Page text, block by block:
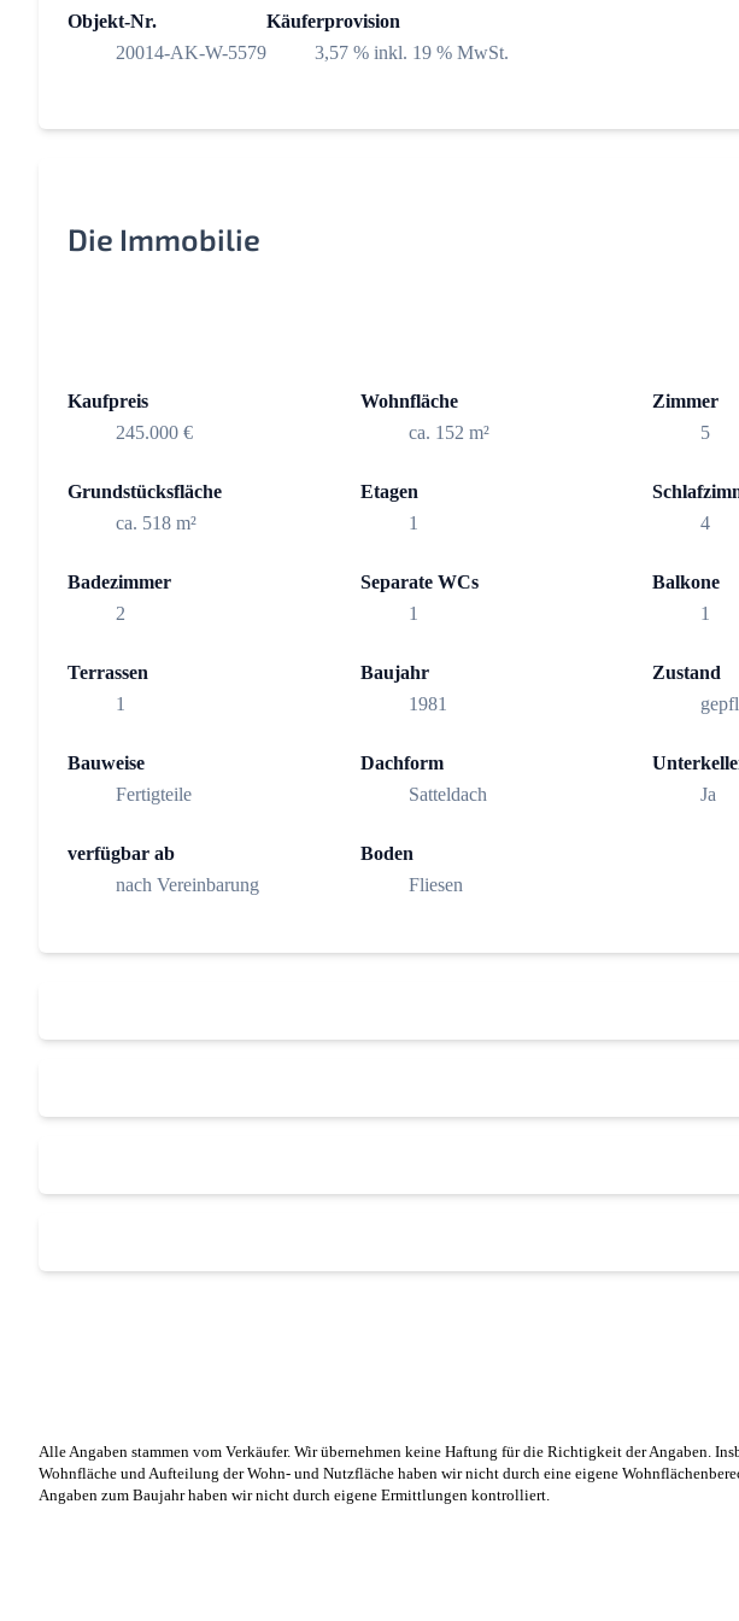
Objekt-Nr.
20014-AK-W-5579
Käuferprovision
3,57 % inkl. 19 % MwSt.
Die Immobilie
Kaufpreis
245.000 €
Wohnfläche
ca. 152 m²
Zimmer
5
Grundstücksfläche
ca. 518 m²
Etagen
1
4
Badezimmer
2
Separate WCs
1
Balkone
1
Terrassen
1
Baujahr
1981
Zustand
Bauweise
Fertigteile
Dachform
Satteldach
Ja
verfügbar ab
nach Vereinbarung
Boden
Fliesen
Alle Angaben stammen vom Verkäufer. Wir übernehmen keine Haftung für die Richtigkeit der Angaben.
Wohnfläche und Aufteilung der Wohn- und Nutzfläche haben wir nicht durch eine eigene
Angaben zum Baujahr haben wir nicht durch eigene Ermittlungen kontrolliert.